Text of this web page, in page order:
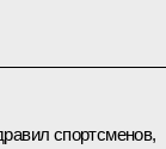
спортсменов,